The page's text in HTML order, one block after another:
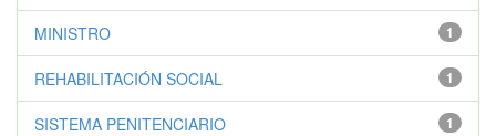
1
MINISTRO
1
REHABILITACIÓN SOCIAL
1
SISTEMA PENITENCIARIO